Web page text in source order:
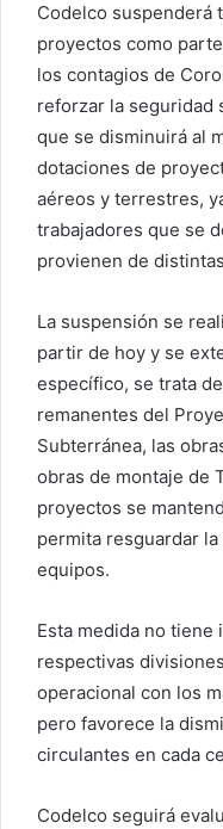
Codelco suspenderá
proyectos como
los contagios de
reforzar la seguridad
que se disminuirá al
dotaciones de
aéreos y terrestres,
trabajadores que se
provienen de
La suspensión se
partir de hoy y se
específico, se trata
remanentes del
Subterránea, las
obras de montaje de
proyectos se
permita resguardar
equipos.
Esta medida no tiene
respectivas
operacional con los
pero favorece la
circulantes en cada
Codelco seguirá